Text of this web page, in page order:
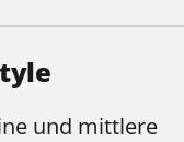
und mittlere